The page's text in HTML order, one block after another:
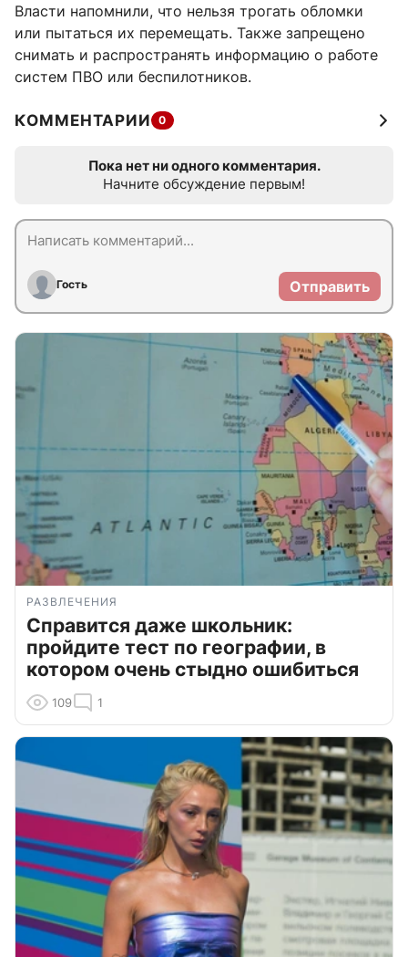
Власти напомнили, что нельзя трогать обломки
или пытаться их перемещать. Также запрещено
снимать и распространять информацию о работе
систем ПВО или беспилотников.
КОММЕНТАРИИ 0
Пока нет ни одного комментария.
Начните обсуждение первым!
Гость Отправить
РАЗВЛЕЧЕНИЯ
Справится даже школьник:
пройдите тест по географии, в
котором очень стыдно ошибиться
109 1